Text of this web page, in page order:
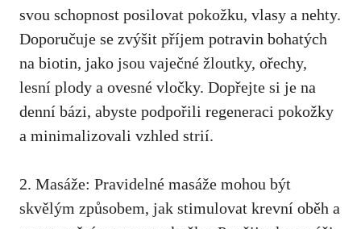
svou schopnost posilovat pokožku, vlasy a nehty.
Doporučuje se zvýšit příjem potravin bohatých
na​ biotin, jako jsou vaječné žloutky, ořechy,
lesní plody a ovesné ⁢vločky. Dopřejte si je na
denní bázi, abyste podpořili regeneraci pokožky
a minimalizovali vzhled strií.
2. Masáže: Pravidelné masáže mohou být
skvělým způsobem, jak stimulovat krevní oběh a